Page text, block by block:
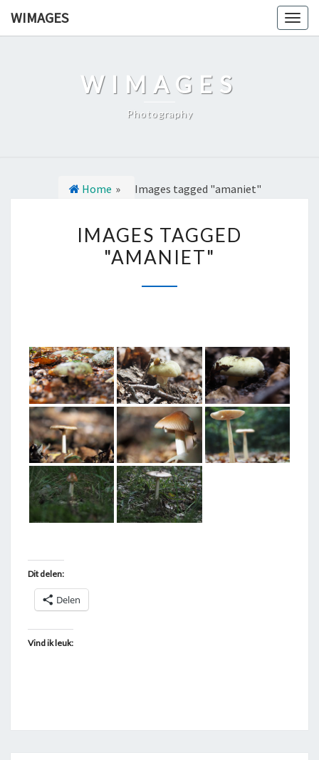
GaWIMAGES
WIMAGES
Photography
Home » Images tagged "amaniet"
M
A
A
G
G
E
D
"
A
M
A
N
IMAGES TAGGED
"AMANIET"
Dit delen:
Delen
Vind ik leuk: